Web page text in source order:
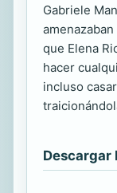
Gabriele
que Elena
hacer
incluso
Descargar